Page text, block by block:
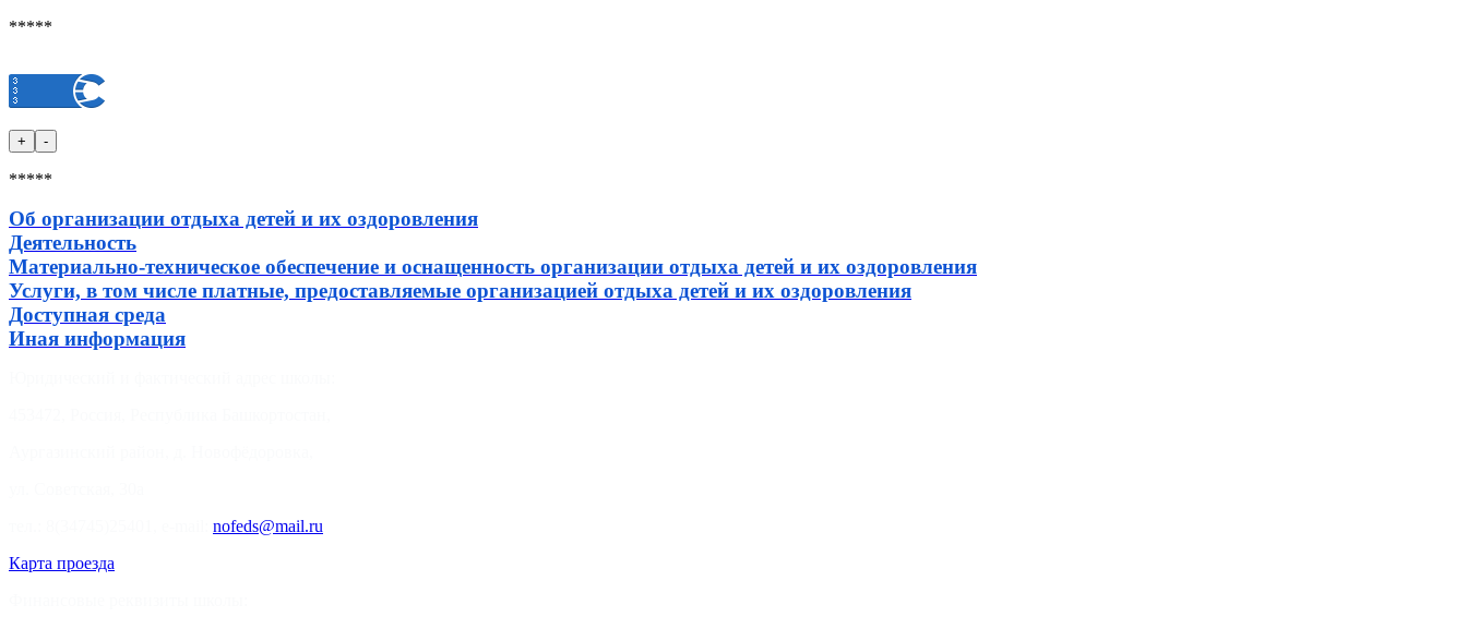
*****
*****
Об организации отдыха детей и их оздоровления
Деятельность
Материально-техническое обеспечение и оснащенность организации отдыха детей и их оздоровления
Услуги, в том числе платные, предоставляемые организацией отдыха детей и их оздоровления
Доступная среда
Иная информация
nofeds@mail.ru
Карта проезда